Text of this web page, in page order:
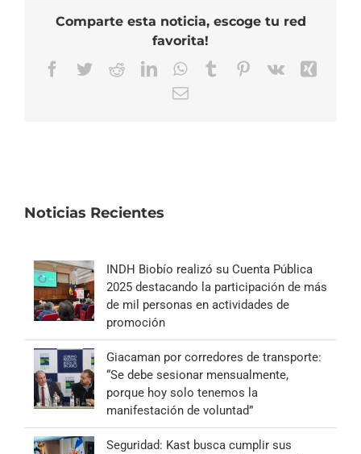
Comparte esta noticia, escoge tu red
favorita!
Facebook
TwitterRedditLinkedInWhatsApp
TumblrPinterest
Vk
Correo
Noticias Recientes
INDH Biobío realizó su Cuenta Pública
2025 destacando la participación de más
de mil personas en actividades de
promoción
Giacaman por corredores de transporte:
“Se debe sesionar mensualmente,
porque hoy solo tenemos la
manifestación de voluntad”
Seguridad: Kast busca cumplir sus